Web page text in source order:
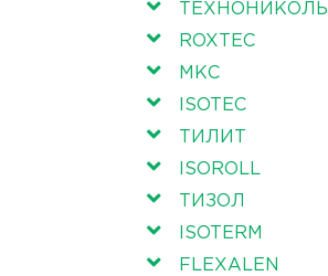
ТЕХНОНИКОЛЬ
ROXTEC
МКС
ISOTEC
ТИЛИТ
ISOROLL
ТИЗОЛ
ISOTERM
FLEXALEN